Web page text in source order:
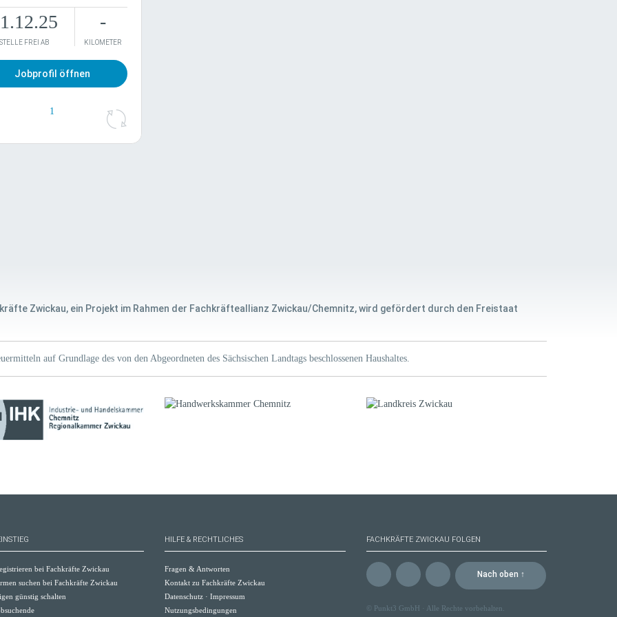
STELLE FREI AB
-
KILOMETER
Jobprofil öffnen
1
Berufserfahren
Manager
Bonus
1
Zwickau, ein Projekt im Rahmen der Fachkräfteallianz Zwickau/Chemnitz, wird gefördert durch den Freistaat
auf Grundlage des von den Abgeordneten des Sächsischen Landtags beschlossenen Haushaltes.
bei Fachkräfte Zwickau
suchen bei Fachkräfte Zwickau
günstig schalten
HILFE & RECHTLICHES
Fragen & Antworten
Kontakt zu Fachkräfte Zwickau
Datenschutz · Impressum
Nutzungsbedingungen
FACHKRÄFTE ZWICKAU FOLGEN
Nach oben ↑
© Punkt3 GmbH · Alle Rechte vorbehalten.